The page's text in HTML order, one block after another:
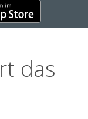
das